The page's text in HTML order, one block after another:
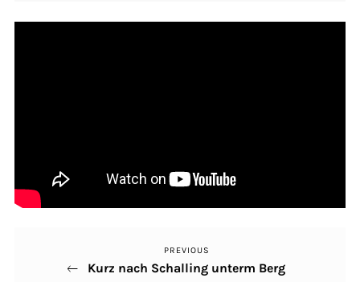
Beitragsnavigation
Previous
Post
PREVIOUS
Kurz nach Schalling unterm Berg